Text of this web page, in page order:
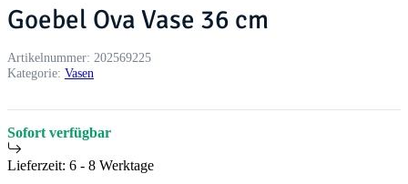
Goebel Ova Vase 36 cm
Artikelnummer: 202569225
Kategorie: Vasen
Sofort verfügbar
Lieferzeit: 6 - 8 Werktage